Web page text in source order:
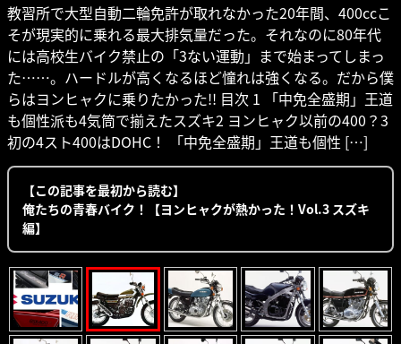
教習所で大型自動二輪免許が取れなかった20年間、400ccこ
そが現実的に乗れる最大排気量だった。それなのに80年代
には高校生バイク禁止の「3ない運動」まで始まってしまっ
た……。ハードルが高くなるほど憧れは強くなる。だから僕
らはヨンヒャクに乗りたかった!! 目次 1 「中免全盛期」王道
も個性派も4気筒で揃えたスズキ2 ヨンヒャク以前の400？3
初の4スト400はDOHC！ 「中免全盛期」王道も個性 […]
【この記事を最初から読む】
俺たちの青春バイク！【ヨンヒャクが熱かった！Vol.3 スズキ
編】